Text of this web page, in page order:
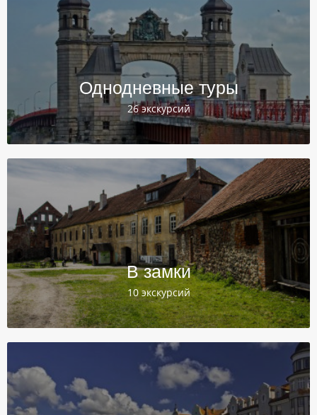
Однодневные туры
26 экскурсий
В замки
10 экскурсий